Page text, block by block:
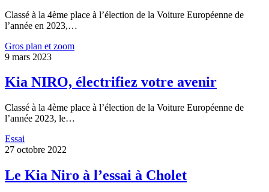
Classé à la 4ème place à l’élection de la Voiture Européenne de
l’année en 2023,…
Gros plan et zoom
9 mars 2023
Kia NIRO, électrifiez votre avenir
Classé à la 4ème place à l’élection de la Voiture Européenne de
l’année 2023, le…
Essai
27 octobre 2022
Le Kia Niro à l’essai à Cholet